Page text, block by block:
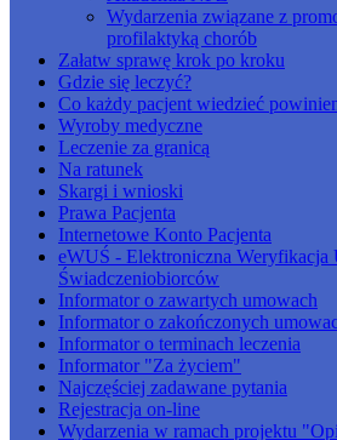
Wydarzenia związane z
profilaktyką chorób
Załatw sprawę krok po kroku
Gdzie się leczyć?
Co każdy pacjent wiedzieć
Wyroby medyczne
Leczenie za granicą
Na ratunek
Skargi i wnioski
Prawa Pacjenta
Internetowe Konto Pacjenta
eWUŚ - Elektroniczna Weryfikacja
Świadczeniobiorców
Informator o zawartych umowach
Informator o zakończonych
Informator o terminach leczenia
Informator "Za życiem"
Najczęściej zadawane pytania
Rejestracja on-line
Wydarzenia w ramach projektu